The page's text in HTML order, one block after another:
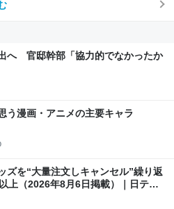
へ 官邸幹部「協力的でなかったか
う漫画・アニメの主要キャラ
ズを“大量注文しキャンセル”繰り返
（2026年8月6日掲載）｜日テレ